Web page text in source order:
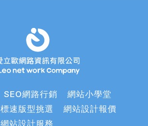
SEO網路行銷
網站小學堂
標速版型挑選
網站設計報價
網站設計服務